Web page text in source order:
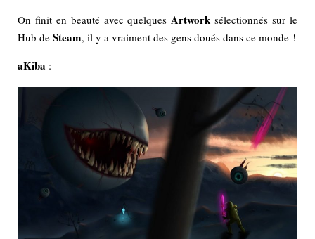
On finit en beauté avec quelques Artwork sélectionnés sur le
Hub de Steam, il y a vraiment des gens doués dans ce monde !
aKiba :